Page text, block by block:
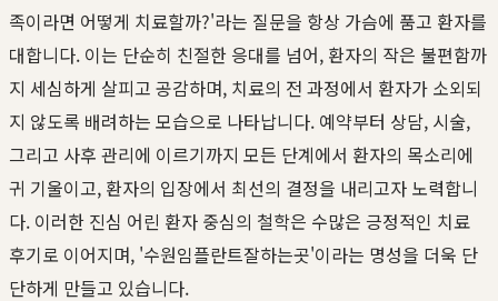
족이라면 어떻게 치료할까?'라는 질문을 항상 가슴에 품고 환자를
대합니다. 이는 단순히 친절한 응대를 넘어, 환자의 작은 불편함까
지 세심하게 살피고 공감하며, 치료의 전 과정에서 환자가 소외되
지 않도록 배려하는 모습으로 나타납니다. 예약부터 상담, 시술,
그리고 사후 관리에 이르기까지 모든 단계에서 환자의 목소리에
귀 기울이고, 환자의 입장에서 최선의 결정을 내리고자 노력합니
다. 이러한 진심 어린 환자 중심의 철학은 수많은 긍정적인 치료
후기로 이어지며, '수원임플란트잘하는곳'이라는 명성을 더욱 단
단하게 만들고 있습니다.